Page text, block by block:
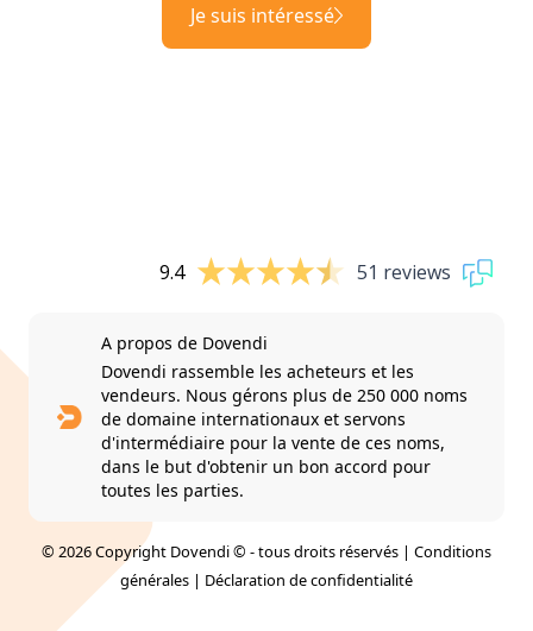
Je suis intéressé
9.4 51 reviews
A propos de Dovendi
Dovendi rassemble les acheteurs et les
vendeurs. Nous gérons plus de 250 000 noms
de domaine internationaux et servons
d'intermédiaire pour la vente de ces noms,
dans le but d'obtenir un bon accord pour
toutes les parties.
© 2026 Copyright Dovendi © - tous droits réservés | Conditions
générales | Déclaration de confidentialité